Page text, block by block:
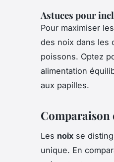
Astuces pour
Pour maximiser
des noix dans les
poissons. Optez
alimentation
aux papilles.
Comparaison
Les noix se
unique. En